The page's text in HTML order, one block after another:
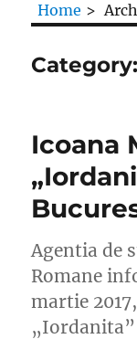
Home >
Category:
Icoana
Agentia de
Romane
martie
„Iordanita”